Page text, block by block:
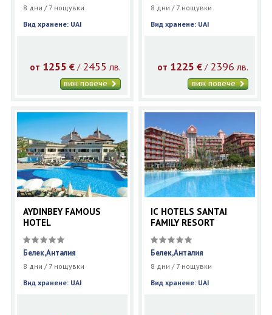
8 дни / 7 нощувки
Вид хранене: UAI
от 1255 €/ 2455 лв.
виж повече
8 дни / 7 нощувки
Вид хранене: UAI
от 1225 € / 2396 лв.
виж повече
AYDINBEY FAMOUS
HOTEL
Белек,Анталия
8 дни / 7 нощувки
Вид хранене: UAI
IC HOTELS SANTAI
FAMILY RESORT
Белек,Анталия
8 дни / 7 нощувки
Вид хранене: UAI